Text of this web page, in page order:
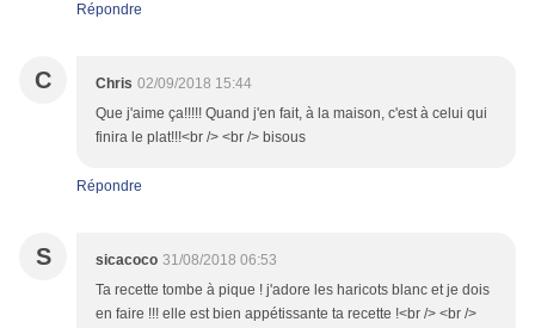
Répondre
C Chris 02/09/2018 15:44
Que j'aime ça!!!!! Quand j'en fait, à la maison, c'est à celui qui
finira le plat!!!<br /> <br /> bisous
Répondre
S sicacoco 31/08/2018 06:53
Ta recette tombe à pique ! j'adore les haricots blanc et je dois
en faire !!! elle est bien appétissante ta recette !<br /> <br />